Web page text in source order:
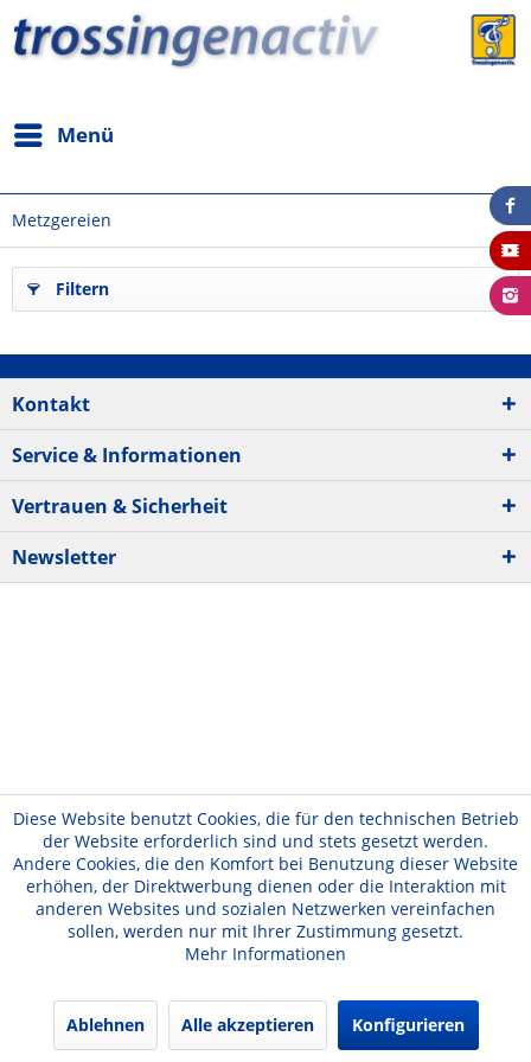
Menü
Metzgereien
Filtern
Kontakt
Service & Informationen
Vertrauen & Sicherheit
Newsletter
Diese Website benutzt Cookies, die für den technischen Betrieb
der Website erforderlich sind und stets gesetzt werden.
Andere Cookies, die den Komfort bei Benutzung dieser Website
erhöhen, der Direktwerbung dienen oder die Interaktion mit
anderen Websites und sozialen Netzwerken vereinfachen
sollen, werden nur mit Ihrer Zustimmung gesetzt.
Mehr Informationen
Ablehnen Alle akzeptieren Konfigurieren